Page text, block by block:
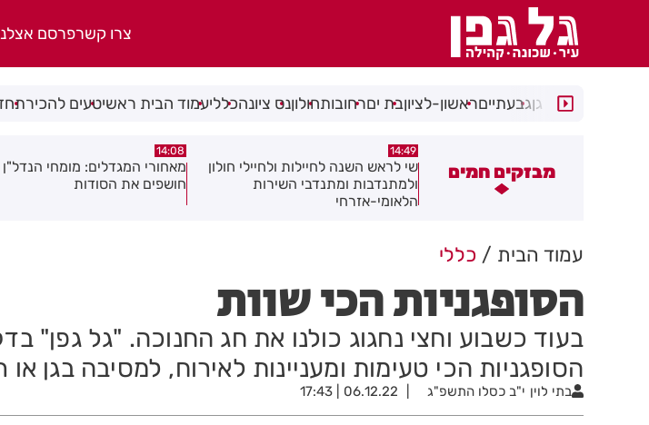
צרו קשרפרסם
רמת גןגבעתייםראשון-לציוןבת יםרחובותחולוןנס ציונהכלליעמוד הבית ראשיטעים להכיר
מבזקים חמים
שי לראש השנה לחיילות ולחיילי חולון
ולמתנדבות ומתנדבי השירות
14:08
מאחורי המגדלים: מומחי הנדל"ן
חושפים את הסודות
14:04
תגובה אלרגית חריפה כמעט
באסון:האחות זיהתה את הסכנה
עמוד הבית כללי
הסופגניות הכי שוות
בעוד כשבוע וחצי נחגוג כולנו את חג החנוכה. "גל גפן"
הסופגניות הכי טעימות ומעניינות לאירוח, למסיבה בגן
בתי לוין י"ב כסלו התשפ"ג 06.12.22 | 17:43